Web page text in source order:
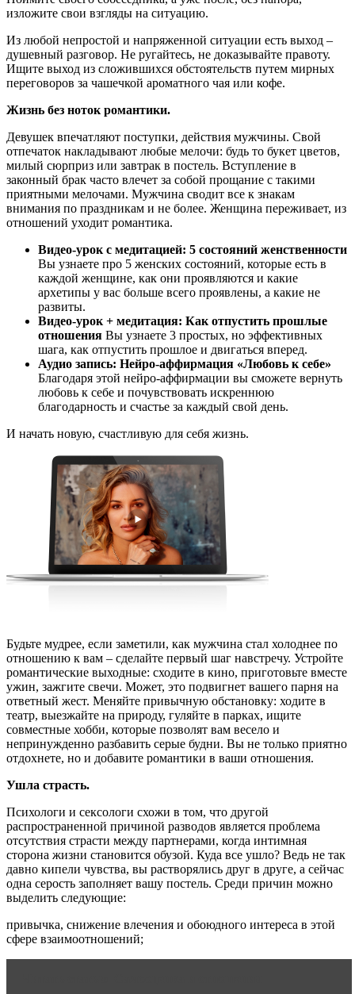
изложите свои взгляды на ситуацию.
Из любой непростой и напряженной ситуации есть выход –
душевный разговор. Не ругайтесь, не доказывайте правоту.
Ищите выход из сложившихся обстоятельств путем мирных
переговоров за чашечкой ароматного чая или кофе.
Жизнь без ноток романтики.
Девушек впечатляют поступки, действия мужчины. Свой
отпечаток накладывают любые мелочи: будь то букет цветов,
милый сюрприз или завтрак в постель. Вступление в
законный брак часто влечет за собой прощание с такими
приятными мелочами. Мужчина сводит все к знакам
внимания по праздникам и не более. Женщина переживает, из
отношений уходит романтика.
Видео-урок с медитацией: 5 состояний женственности
Вы узнаете про 5 женских состояний, которые есть в
каждой женщине, как они проявляются и какие
архетипы у вас больше всего проявлены, а какие не
развиты.
Видео-урок + медитация: Как отпустить прошлые
отношения Вы узнаете 3 простых, но эффективных
шага, как отпустить прошлое и двигаться вперед.
Аудио запись: Нейро-аффирмация «Любовь к себе»
Благодаря этой нейро-аффирмации вы сможете вернуть
любовь к себе и почувствовать искреннюю
благодарность и счастье за каждый свой день.
И начать новую, счастливую для себя жизнь.
Будьте мудрее, если заметили, как мужчина стал холоднее по
отношению к вам – сделайте первый шаг навстречу. Устройте
романтические выходные: сходите в кино, приготовьте вместе
ужин, зажгите свечи. Может, это подвигнет вашего парня на
ответный жест. Меняйте привычную обстановку: ходите в
театр, выезжайте на природу, гуляйте в парках, ищите
совместные хобби, которые позволят вам весело и
непринужденно разбавить серые будни. Вы не только приятно
отдохнете, но и добавите романтики в ваши отношения.
Ушла страсть.
Психологи и сексологи схожи в том, что другой
распространенной причиной разводов является проблема
отсутствия страсти между партнерами, когда интимная
сторона жизни становится обузой. Куда все ушло? Ведь не так
давно кипели чувства, вы растворялись друг в друге, а сейчас
одна серость заполняет вашу постель. Среди причин можно
выделить следующие:
привычка, снижение влечения и обоюдного интереса в этой
сфере взаимоотношений;